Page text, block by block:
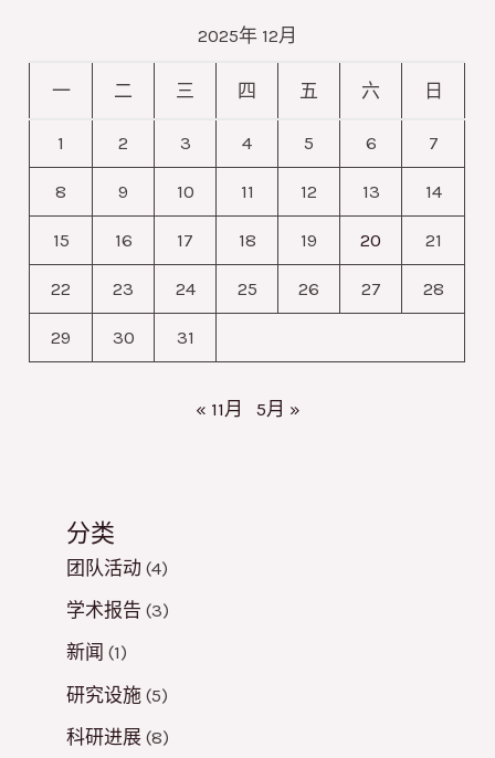
态
正
牲
表：
级
度
2025年 12月
一 二 三 四 五 六 日
1 2 3 4 5 6 7
8 9 10 11 12 13 14
15 16 17 18 19 20 21
22 23 24 25 26 27 28
29 30 31
« 11月 5月 »
分类
团队活动 (4)
学术报告 (3)
新闻 (1)
研究设施 (5)
科研进展 (8)